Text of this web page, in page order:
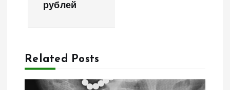
и
я
рублей
Related Posts